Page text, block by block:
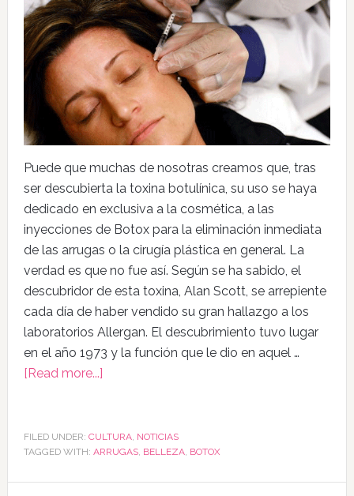
Puede que muchas de nosotras creamos que, tras
ser descubierta la toxina botulínica, su uso se haya
dedicado en exclusiva a la cosmética, a las
inyecciones de Botox para la eliminación inmediata
de las arrugas o la cirugía plástica en general. La
verdad es que no fue así. Según se ha sabido, el
descubridor de esta toxina, Alan Scott, se arrepiente
cada día de haber vendido su gran hallazgo a los
laboratorios Allergan. El descubrimiento tuvo lugar
en el año 1973 y la función que le dio en aquel …
[Read more...]
FILED UNDER: CULTURA, NOTICIAS
TAGGED WITH: ARRUGAS, BELLEZA, BOTOX